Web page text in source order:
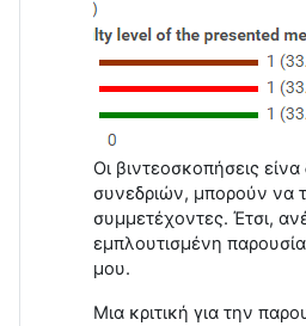
Οι βιντεοσκοπήσεις
συνεδριών, μπορούν να
συμμετέχοντες. Έτσι,
εμπλουτισμένη
μου.
Μια κριτική για την